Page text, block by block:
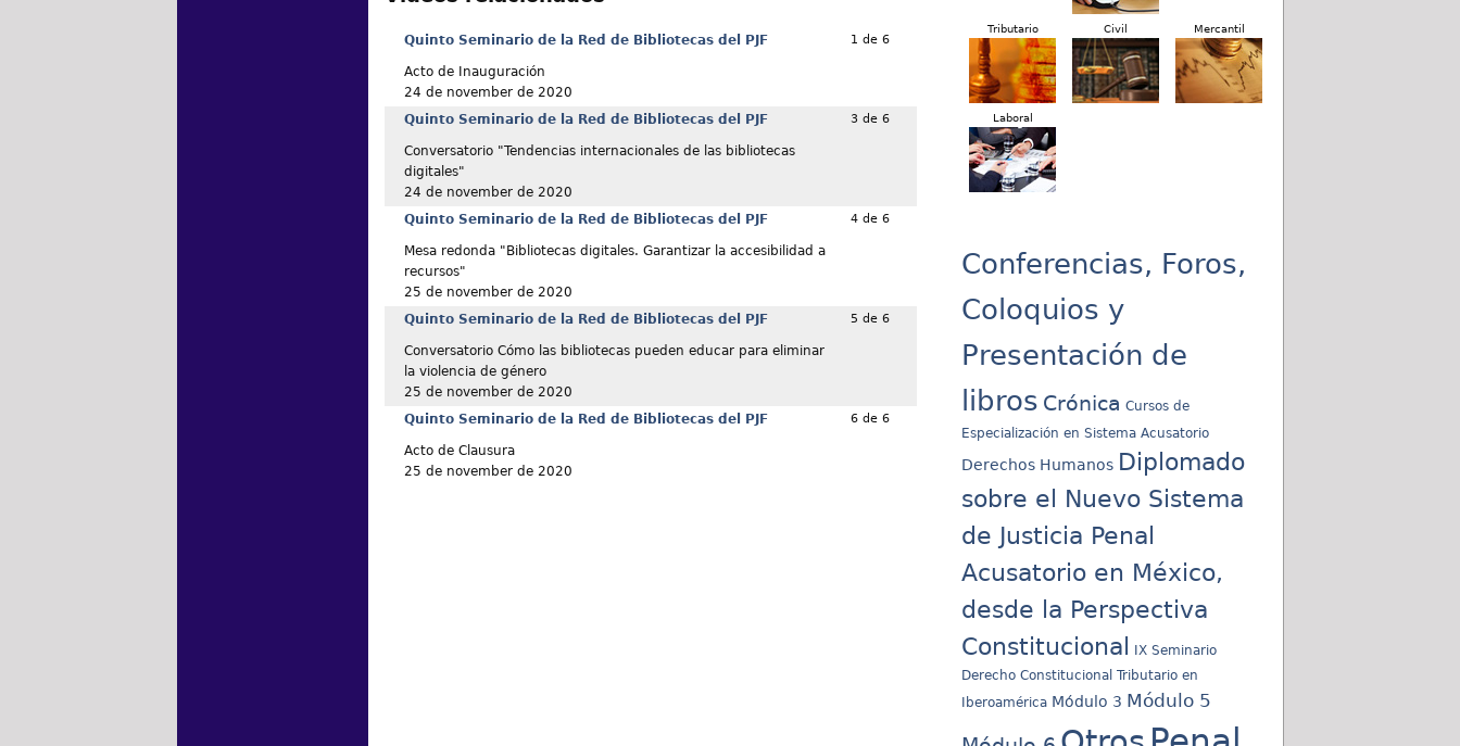
Quinto Seminario de la Red de Bibliotecas del PJF
Acto de Inauguración
24 de november de 2020
1 de 6
Quinto Seminario de la Red de Bibliotecas del PJF
Conversatorio "Tendencias internacionales de las bibliotecas
digitales"
24 de november de 2020
3 de 6
Quinto Seminario de la Red de Bibliotecas del PJF
Mesa redonda "Bibliotecas digitales. Garantizar la accesibilidad a
recursos"
25 de november de 2020
4 de 6
Quinto Seminario de la Red de Bibliotecas del PJF
Conversatorio Cómo las bibliotecas pueden educar para eliminar
la violencia de género
25 de november de 2020
5 de 6
Quinto Seminario de la Red de Bibliotecas del PJF
Acto de Clausura
25 de november de 2020
6 de 6
Tributario Civil Mercantil
Laboral
Conferencias, Foros,
Coloquios y
Presentación de
libros Crónica Cursos de
Especialización en Sistema Acusatorio
Derechos Humanos Diplomado
sobre el Nuevo Sistema
de Justicia Penal
Acusatorio en México,
desde la Perspectiva
Constitucional
IX Seminario
Derecho Constitucional Tributario en
Iberoamérica Módulo 3 Módulo 5